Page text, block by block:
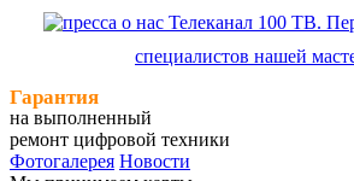
Телеканал 100 ТВ.
специалистов нашей
Гарантия
на выполненный
ремонт цифровой техники
Фотогалерея Новости